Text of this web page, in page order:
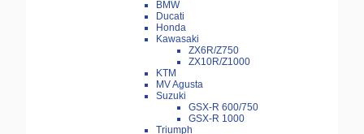
BMW
Ducati
Honda
Kawasaki
ZX6R/Z750
ZX10R/Z1000
KTM
MV Agusta
Suzuki
GSX-R 600/750
GSX-R 1000
Triumph